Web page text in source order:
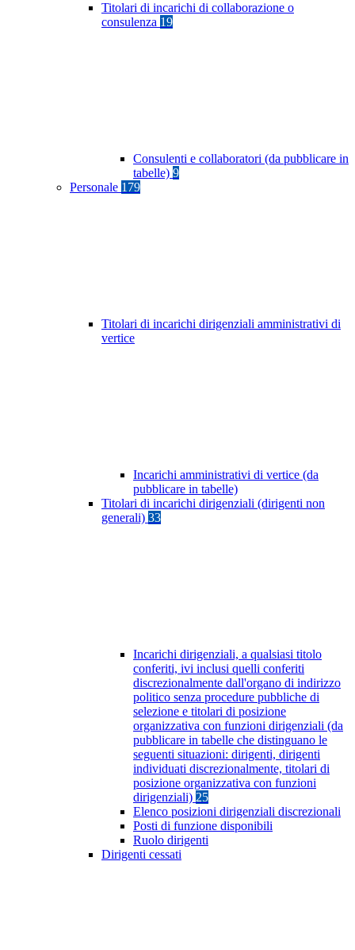
Titolari di incarichi di collaborazione o
consulenza 19
Consulenti e collaboratori (da pubblicare in
tabelle) 9
Personale 179
Titolari di incarichi dirigenziali amministrativi di
vertice
Incarichi amministrativi di vertice (da
pubblicare in tabelle)
Titolari di incarichi dirigenziali (dirigenti non
generali) 33
Incarichi dirigenziali, a qualsiasi titolo
conferiti, ivi inclusi quelli conferiti
discrezionalmente dall'organo di indirizzo
politico senza procedure pubbliche di
selezione e titolari di posizione
organizzativa con funzioni dirigenziali (da
pubblicare in tabelle che distinguano le
seguenti situazioni: dirigenti, dirigenti
individuati discrezionalmente, titolari di
posizione organizzativa con funzioni
dirigenziali) 25
Elenco posizioni dirigenziali discrezionali
Posti di funzione disponibili
Ruolo dirigenti
Dirigenti cessati